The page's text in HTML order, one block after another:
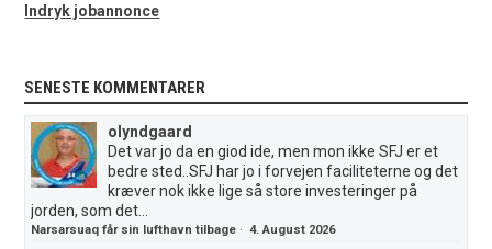
Indryk jobannonce
SENESTE KOMMENTARER
olyndgaard
Det var jo da en giod ide, men mon ikke SFJ er et
bedre sted..SFJ har jo i forvejen faciliteterne og det
kræver nok ikke lige så store investeringer på
jorden, som det...
Narsarsuaq får sin lufthavn tilbage ·4. August 2026